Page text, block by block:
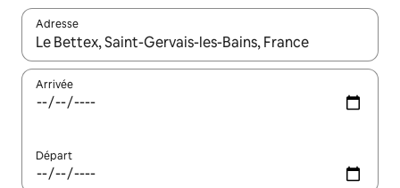
Adresse
Lorsque les résultats s'affichent, utilisez les flèches vers le
Arrivée
Départ